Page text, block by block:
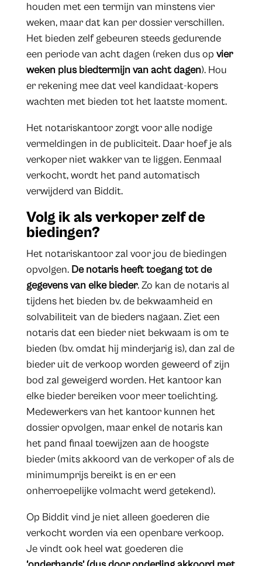
houden met een termijn van minstens vier
weken, maar dat kan per dossier verschillen.
Het bieden zelf gebeuren steeds gedurende
een periode van acht dagen (reken dus op vier
weken plus biedtermijn van acht dagen). Hou
er rekening mee dat veel kandidaat-kopers
wachten met bieden tot het laatste moment.
Het notariskantoor zorgt voor alle nodige
vermeldingen in de publiciteit. Daar hoef je als
verkoper niet wakker van te liggen. Eenmaal
verkocht, wordt het pand automatisch
verwijderd van Biddit.
Volg ik als verkoper zelf de
biedingen?
Het notariskantoor zal voor jou de biedingen
opvolgen. De notaris heeft toegang tot de
gegevens van elke bieder. Zo kan de notaris al
tijdens het bieden bv. de bekwaamheid en
solvabiliteit van de bieders nagaan. Ziet een
notaris dat een bieder niet bekwaam is om te
bieden (bv. omdat hij minderjarig is), dan zal de
bieder uit de verkoop worden geweerd of zijn
bod zal geweigerd worden. Het kantoor kan
elke bieder bereiken voor meer toelichting.
Medewerkers van het kantoor kunnen het
dossier opvolgen, maar enkel de notaris kan
het pand finaal toewijzen aan de hoogste
bieder (mits akkoord van de verkoper of als de
minimumprijs bereikt is en er een
onherroepelijke volmacht werd getekend).
Op Biddit vind je niet alleen goederen die
verkocht worden via een openbare verkoop.
Je vindt ook heel wat goederen die